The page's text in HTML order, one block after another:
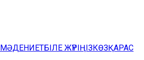
МӘДЕНИЕТБІЛЕ ЖҮРІҢІЗКӨЗҚАРАС